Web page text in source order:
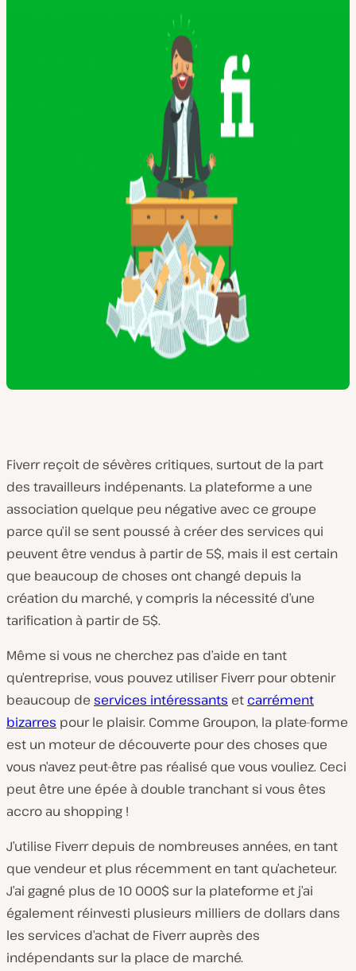
Fiverr reçoit de sévères critiques, surtout de la part
des travailleurs indépenants. La plateforme a une
association quelque peu négative avec ce groupe
parce qu’il se sent poussé à créer des services qui
peuvent être vendus à partir de 5$, mais il est certain
que beaucoup de choses ont changé depuis la
création du marché, y compris la nécessité d’une
tarification à partir de 5$.
Même si vous ne cherchez pas d’aide en tant
qu’entreprise, vous pouvez utiliser Fiverr pour obtenir
beaucoup de services intéressants et carrément
bizarres pour le plaisir. Comme Groupon, la plate-forme
est un moteur de découverte pour des choses que
vous n’avez peut-être pas réalisé que vous vouliez. Ceci
peut être une épée à double tranchant si vous êtes
accro au shopping !
J’utilise Fiverr depuis de nombreuses années, en tant
que vendeur et plus récemment en tant qu’acheteur.
J’ai gagné plus de 10 000$ sur la plateforme et j’ai
également réinvesti plusieurs milliers de dollars dans
les services d’achat de Fiverr auprès des
indépendants sur la place de marché.